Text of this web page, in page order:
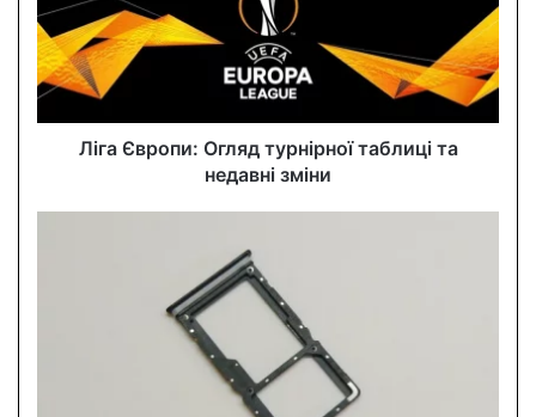
a
i
l
a
Ліга Європи: Огляд турнірної таблиці та
недавні зміни